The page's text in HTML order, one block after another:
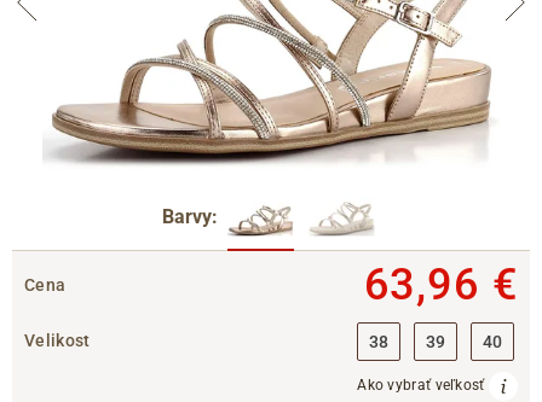
Barvy:
Cena 63,96 €
Velikost 38 39 40
Ako vybrať veľkosť